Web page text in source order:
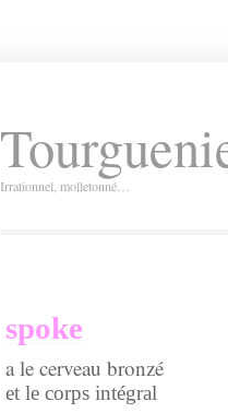
Irrationnel, molletonné…
spoke
a le cerveau bronzé
et le corps intégral